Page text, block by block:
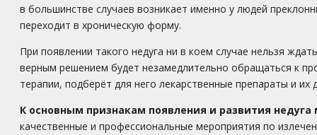
в большинстве случаев возникает именно у людей
переходит в хроническую форму.
При появлении такого недуга ни в коем случае нельзя
верным решением будет незамедлительно обращаться к
терапии, подберёт для него лекарственные препараты и
К основным признакам появления и развития
качественные и профессиональные мероприятия по